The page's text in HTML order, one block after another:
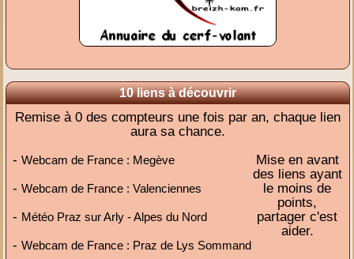
10 liens à découvrir
Remise à 0 des compteurs une fois par an, chaque lien
aura sa chance.
-Webcam de France : Megève
-Webcam de France : Valenciennes
- Météo Praz sur Arly - Alpes du Nord
-Webcam de France : Praz de Lys Sommand
Mise en avant
des liens ayant
le moins de
points,
partager c'est
aider.